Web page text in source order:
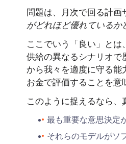
問題は、月次で回る計画
がどれほど優れているか
ここでいう「良い」と
供給の異なるシナリオ
から我々を適度に守る能
お金で評価することを意
このように捉えるなら、
最も重要な意思決定
それらのモデルがソ